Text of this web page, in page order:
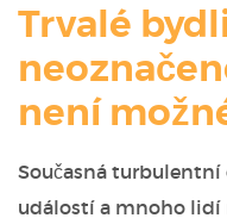
Trvalé
není
Současná
událostí a mnoho lidí